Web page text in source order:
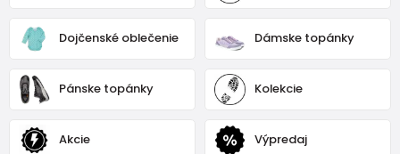
Dojčenské oblečenie Dámske topánky
Pánske topánky Kolekcie
Akcie Výpredaj